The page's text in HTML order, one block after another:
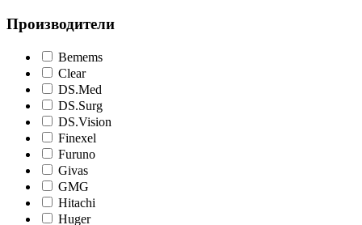
Производители
Bemems
Clear
DS.Med
DS.Surg
DS.Vision
Finexel
Furuno
Givas
GMG
Hitachi
Huger